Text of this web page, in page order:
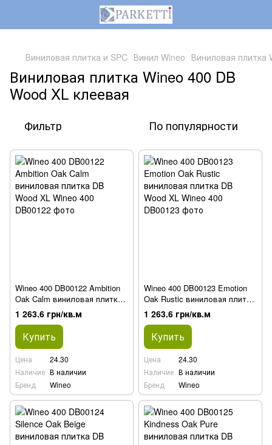
Виниловая плитка и SPC Винил Wineo Виниловая плитка
Виниловая плитка Wineo 400 DB
Wood XL клеевая
Фильтр По популярности
Wineo 400 DB00122 Ambition
Oak Calm виниловая плитка
DB Wood XL
1 263.6 грн/кв.м
Купить
Цена
24.30
Наличие В наличии
Бренд
Wineo
Wineo 400 DB00123 Emotion
Oak Rustic виниловая плитка
DB Wood XL
1 263.6 грн/кв.м
Купить
Цена
24.30
Наличие В наличии
Бренд
Wineo